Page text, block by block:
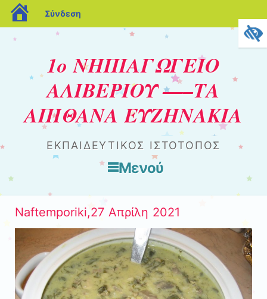
blogs.sch.gr
Σύνδεση
1ο ΝΗΠΙΑΓΩΓΕΙΟ
ΑΛΙΒΕΡΙΟΥ —–ΤΑ
ΑΠΙΘΑΝΑ ΕΥΖΗΝΑΚΙΑ
ΕΚΠΑΙΔΕΥΤΙΚΟΣ ΙΣΤΟΤΟΠΟΣ
Μενού
Naftemporiki,27 Aπρίλη 2021